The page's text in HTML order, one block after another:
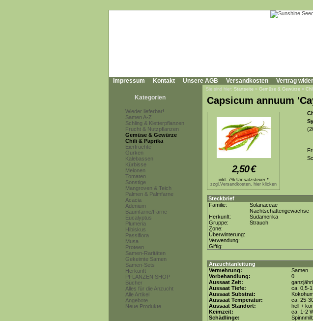
Impressum Kontakt Unsere AGB Versandkosten Vertrag
Kategorien
Wieder lieferbar!
Samen A-Z
Schling & Kletterpflanzen
Frucht & Nutzpflanzen
Gemüse & Gewürze
Chili & Paprika
Eierfrüchte
Gurken
Kalebassen
Kürbisse
Melonen
Tomaten
Sonstige
Mangroven & Teich
Palmen & Palmfarne
Acacia
Adenium
Baumfarne/Farne
Eucalyptus
Plumeria
Hibiskus
Passiflora
Musa
Proteen
Samen-Raritäten
Gekeimte Samen
Samen-Sets
Herkunft
PFLANZEN SHOP
Bücher
Alles für die Anzucht
Alle Artikel
Angebote
Neue Produkte
Sie sind hier: Startseite » Gemüse & Gewürze »
Capsicum annuum
2,50€
inkl. 7% Umsatzsteuer *
zzgl.Versandkosten, hier klicken
Steckbrief
Familie:
Solanaceae
Nachtschattengewächse
Herkunft:
Südamerika
Gruppe:
Strauch
Zone:
Überwinterung:
Verwendung:
Giftig:
Anzuchtanleitung
Vermehrung:
Samen
Vorbehandlung:
0
Aussaat Zeit:
Aussaat Tiefe:
ca. 0,5-
Aussaat Substrat:
Aussaat Temperatur:
ca. 25-
Aussaat Standort:
hell +
Keimzeit:
ca. 1-2
Schädlinge: